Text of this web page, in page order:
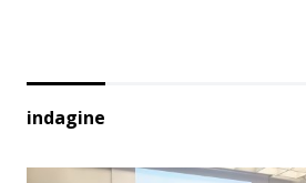
indagine